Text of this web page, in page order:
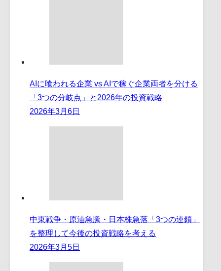
AIに喰われる企業 vs AIで稼ぐ企業両者を分ける
「3つの分岐点」と2026年の投資戦略
2026年3月6日
中東戦争・原油急騰・日本株急落「3つの連鎖」
を整理して今後の投資戦略を考える
2026年3月5日